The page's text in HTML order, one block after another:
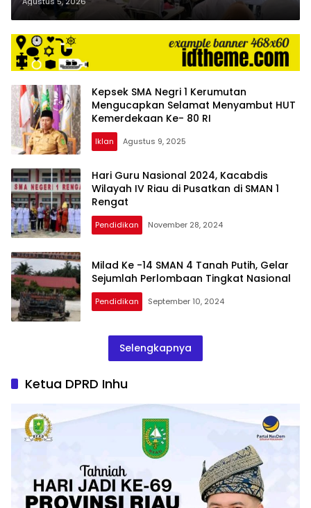
se-Kabupaten Padang Lawas
Kepsek SMA Negri 1 Kerumutan
Mengucapkan Selamat Menyambut HUT
Kemerdekaan Ke- 80 RI
Iklan Agustus 9, 2025
Hari Guru Nasional 2024, Kacabdis
Wilayah IV Riau di Pusatkan di SMAN 1
Rengat
Pendidikan November 28, 2024
Milad Ke -14 SMAN 4 Tanah Putih, Gelar
Sejumlah Perlombaan Tingkat Nasional
Pendidikan September 10, 2024
Selengkapnya
Ketua DPRD Inhu